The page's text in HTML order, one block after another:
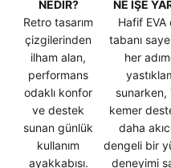
NEDİR?
Retro tasarım
çizgilerinden
ilham alan,
performans
odaklı konfor
ve destek
sunan günlük
kullanım
ayakkabısı.
NE İŞE
Hafif EVA
tabanı
her
sunarken,
kemer
daha
dengeli bir
deneyimi
verilerimin
amacıyla işlenmesini
Kimlik, iletişim ve
internet sitesi altyapı
dışında bulunması
Amazon Inc. ve
ediyorum.